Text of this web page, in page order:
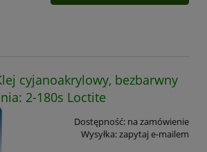
cyjanoakrylowy, bezbarwny
2-180s Loctite
Dostępność: na zamówienie
Wysyłka:zapytaj e-mailem